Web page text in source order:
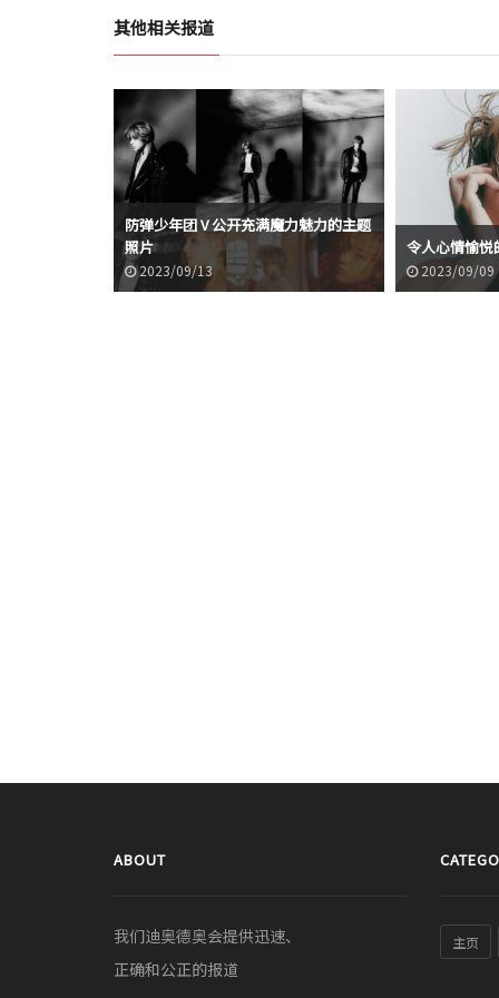
其他相关报道
防弹少年团 V 公开充满魔力魅力的主题
照片
2023/09/13
令人心情愉悦
2023/09/09
ABOUT
我们迪奥德奥会提供迅速、
正确和公正的报道
主页